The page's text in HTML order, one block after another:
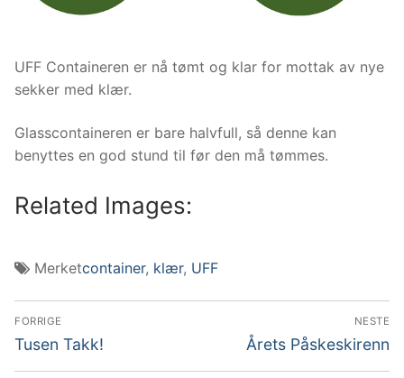
UFF Containeren er nå tømt og klar for mottak av nye
sekker med klær.
Glasscontaineren er bare halvfull, så denne kan
benyttes en god stund til før den må tømmes.
Related Images:
Merketcontainer, klær, UFF
Innleggsnavigasjon
FORRIGE
Forrige
Tusen Takk!
NESTE
Neste
Årets Påskeskirenn